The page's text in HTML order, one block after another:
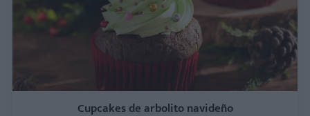
Cupcakes de arbolito navideño